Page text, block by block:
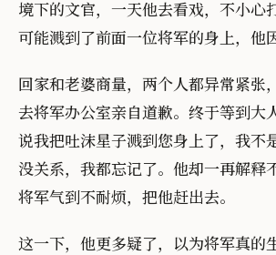
境下的文官，一天他去看戏，不小心
可能溅到了前面一位将军的身上，他
回家和老婆商量，两个人都异常紧张
去将军办公室亲自道歉。终于等到大
说我把吐沫星子溅到您身上了，我不
没关系，我都忘记了。他却一再解释
将军气到不耐烦，把他赶出去。
这一下，他更多疑了，以为将军真的